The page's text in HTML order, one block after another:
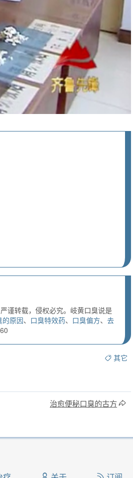
谨转载，侵权必究。岐黄口臭说是
的原因、 口臭特效药、 口臭偏方、 去
其它
治愈便秘口臭的古方